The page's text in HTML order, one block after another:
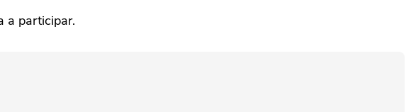
a participar.